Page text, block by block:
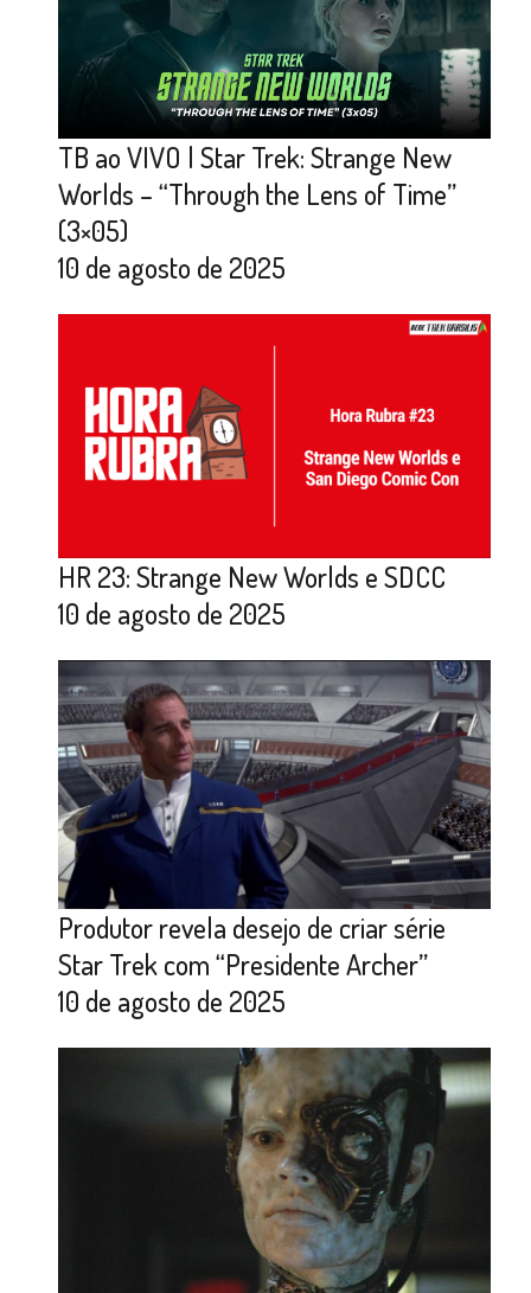
TB ao VIVO | Star Trek: Strange New
Worlds – “Through the Lens of Time”
(3×05)
10 de agosto de 2025
HR 23: Strange New Worlds e SDCC
10 de agosto de 2025
Produtor revela desejo de criar série
Star Trek com “Presidente Archer”
10 de agosto de 2025